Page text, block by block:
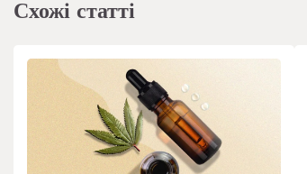
Схожі статті